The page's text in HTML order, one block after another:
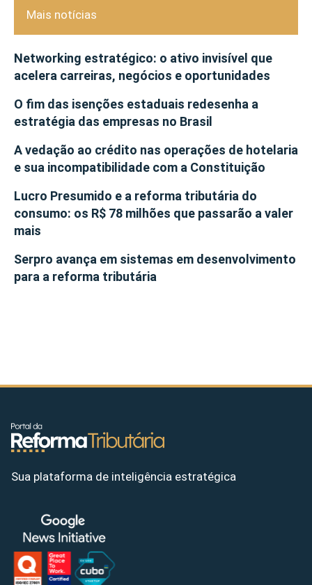
Mais notícias
Networking estratégico: o ativo invisível que
acelera carreiras, negócios e oportunidades
O fim das isenções estaduais redesenha a
estratégia das empresas no Brasil
A vedação ao crédito nas operações de hotelaria
e sua incompatibilidade com a Constituição
Lucro Presumido e a reforma tributária do
consumo: os R$ 78 milhões que passarão a valer
mais
Serpro avança em sistemas em desenvolvimento
para a reforma tributária
Sua plataforma de inteligência estratégica